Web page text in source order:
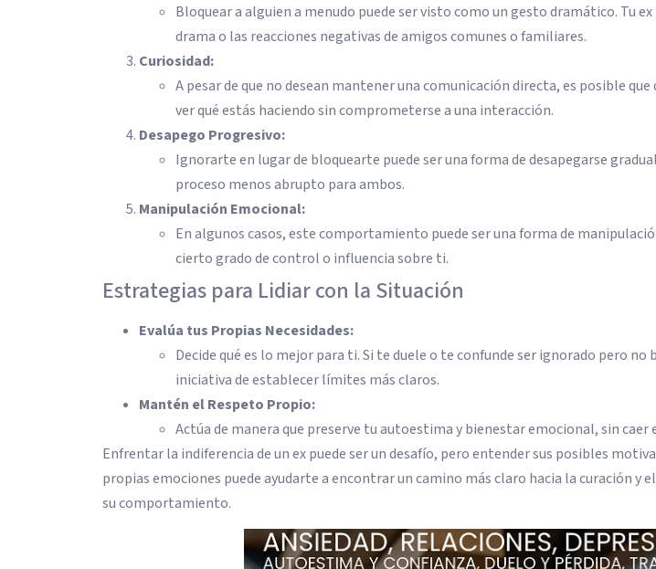
Bloquear a alguien a menudo puede ser visto como un gesto dramático. Tu
drama o las reacciones negativas de amigos comunes o familiares.
Curiosidad:
A pesar de que no desean mantener una comunicación directa, es posible
ver qué estás haciendo sin comprometerse a una interacción.
Desapego Progresivo:
Ignorarte en lugar de bloquearte puede ser una forma de desapegarse
proceso menos abrupto para ambos.
Manipulación Emocional:
En algunos casos, este comportamiento puede ser una forma de
cierto grado de control o influencia sobre ti.
Estrategias para Lidiar con la Situación
Evalúa tus Propias Necesidades:
Decide qué es lo mejor para ti. Si te duele o te confunde ser ignorado pero
iniciativa de establecer límites más claros.
Mantén el Respeto Propio:
Actúa de manera que preserve tu autoestima y bienestar emocional, sin caer
Enfrentar la indiferencia de un ex puede ser un desafío, pero entender sus posibles
propias emociones puede ayudarte a encontrar un camino más claro hacia la curación y
su comportamiento.